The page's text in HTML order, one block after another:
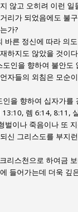
않고 오히려 이런 일
리가 되었음에도 불
가?
바른 정신에 따라 의
하지도 않았을 것이
인을 향하여 불안도
자들의 외침은 모순
을 향하여 십자가를
렘 6:14, 8:11,
벌이나 죽음이나 또
신 그리스도를 부지
리스천으로 하여금
들어가는데 더욱 깊